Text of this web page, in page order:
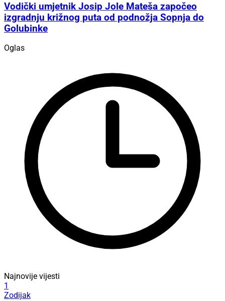
Vodički umjetnik Josip Jole Mateša započeo
izgradnju križnog puta od podnožja Sopnja do
Golubinke
Oglas
Najnovije vijesti
1
Zodijak